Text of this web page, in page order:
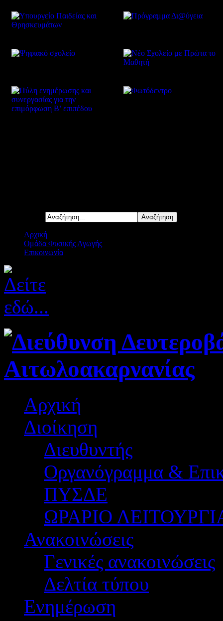
Αρχική
Ομάδα Φυσικής Αγωγής
Επικοινωνία
Αρχική
Διοίκηση
Διευθυντής
Οργανόγραμμα &
ΠΥΣΔΕ
ΩΡΑΡΙΟ
Ανακοινώσεις
Γενικές ανακοινώσεις
Δελτία τύπου
Ενημέρωση